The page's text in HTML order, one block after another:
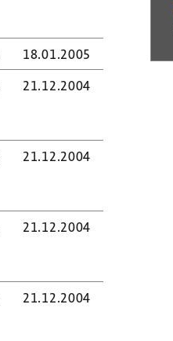
18.01.2005
21.12.2004
21.12.2004
21.12.2004
21.12.2004